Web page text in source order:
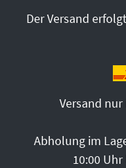
Der Versand
Versand
Abholung im
10:00